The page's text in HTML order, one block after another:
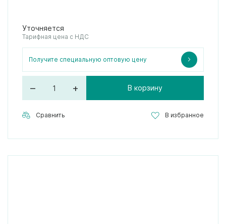
Уточняется
Тарифная цена с НДС
Получите специальную оптовую цену
– + В корзину
Сравнить В избранное